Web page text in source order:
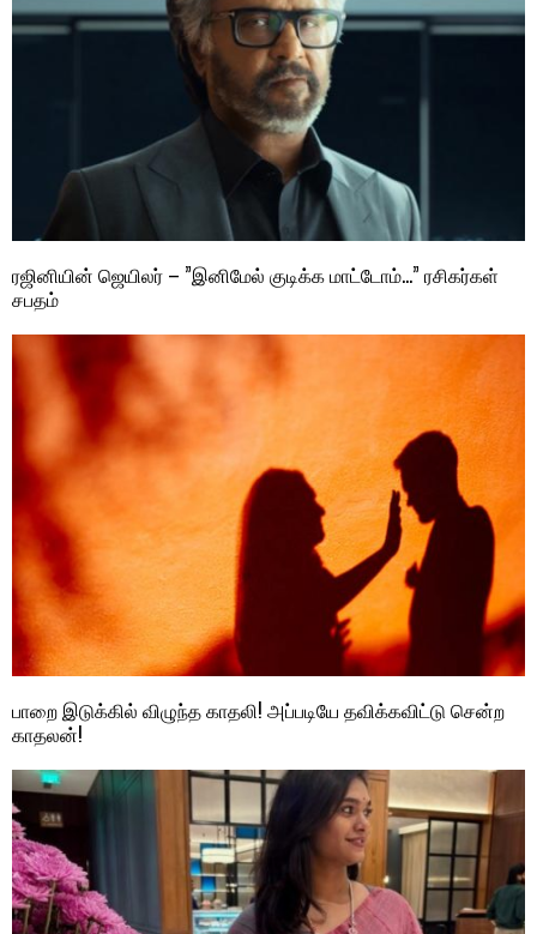
ரஜினியின் ஜெயிலர் – ”இனிமேல் குடிக்க மாட்டோம்…” ரசிகர்கள்
சபதம்
பாறை இடுக்கில் விழுந்த காதலி! அப்படியே தவிக்கவிட்டு சென்ற
காதலன்!